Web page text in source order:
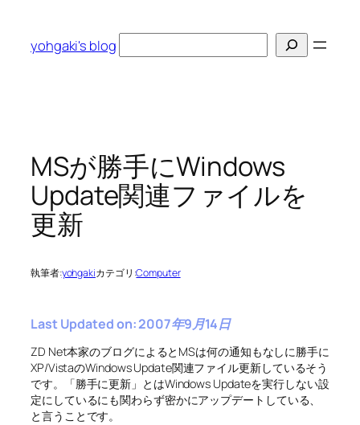
yohgaki's blog
索
MSが勝手にWindows
Update関連ファイルを
更新
執筆者:yohgakiカテゴリ:Computer
Last Updated on: 2007年9月14日
ZD Net本家のブログによるとMSは何の通知もなしに勝手に
XP/VistaのWindows Update関連ファイル更新しているそう
です。「勝手に更新」とはWindows Updateを実行しない設
定にしているにも関わらず密かにアップデートしている、
と言うことです。